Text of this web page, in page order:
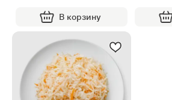
В корзину